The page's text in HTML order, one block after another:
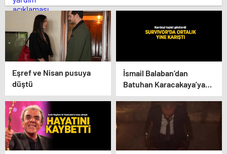
Eşref ve Nisan pusuya
düştü
İsmail Balaban’dan
Batuhan Karacakaya’ya
şok hareket! Batuhan’ın
kardeşinden tepki